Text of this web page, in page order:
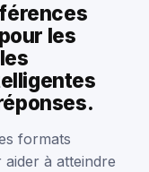
les
formats
à atteindre